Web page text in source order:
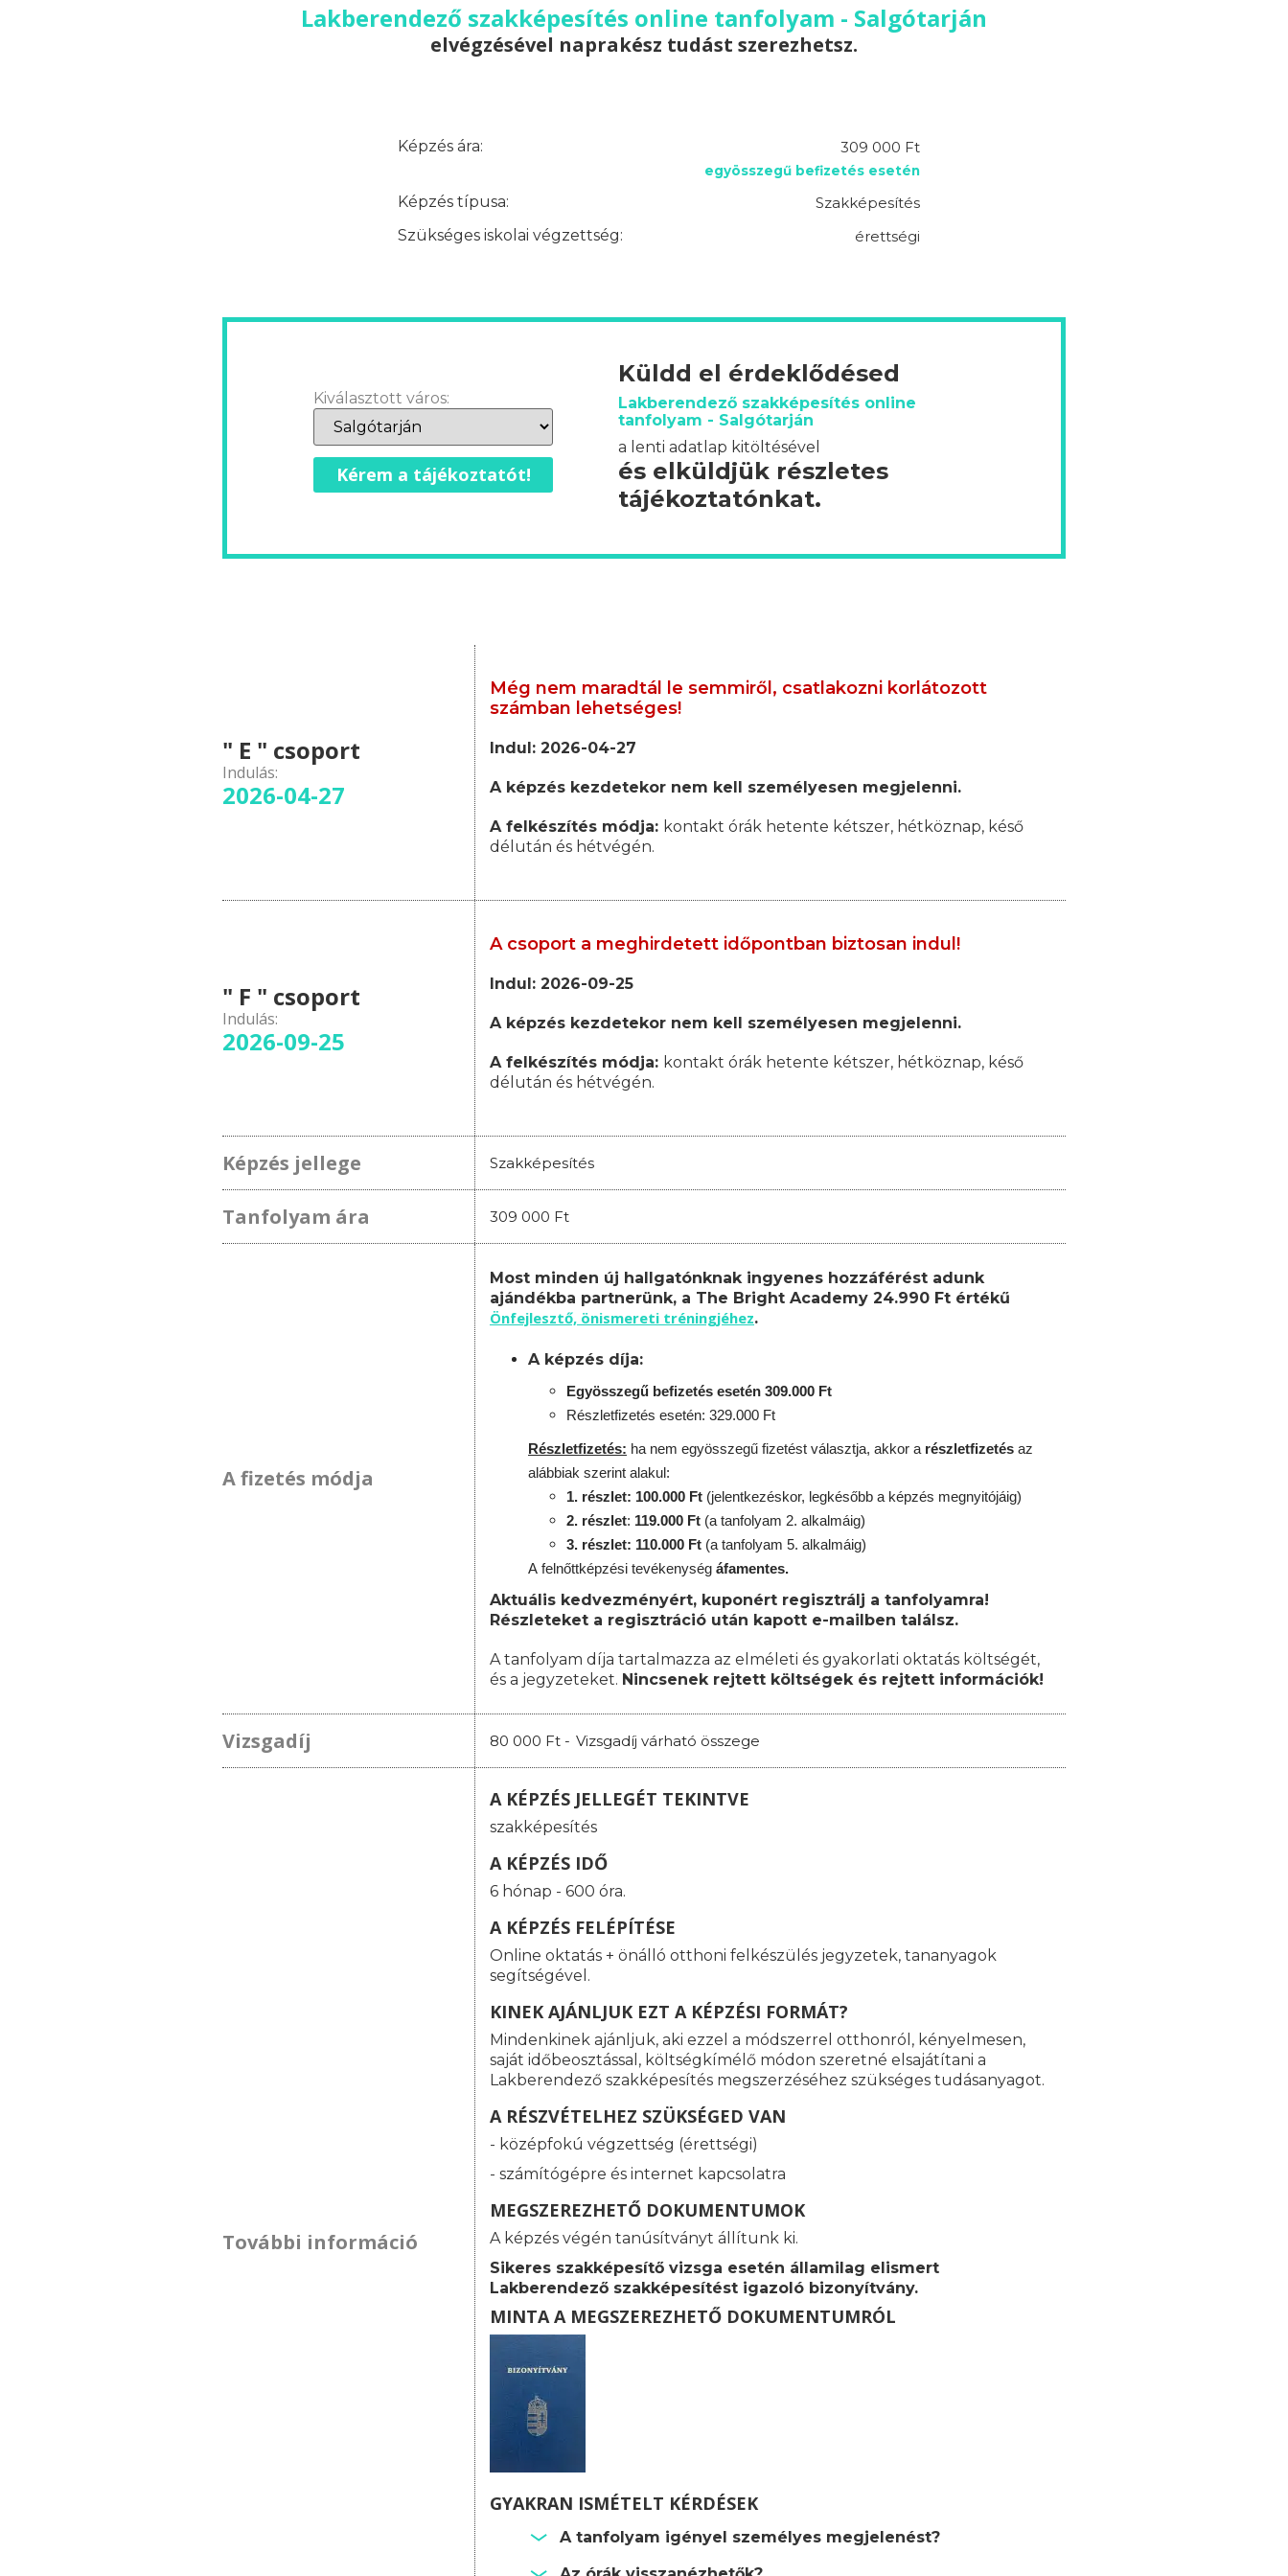
Lakberendező szakképesítés online tanfolyam - Salgótarján
elvégzésével naprakész tudást szerezhetsz.
Képzés ára: 309 000 Ft
egyösszegű befizetés esetén
Képzés típusa:
Szakképesítés
Szükséges iskolai végzettség:
érettségi
Kiválasztott város:
Kérem a tájékoztatót!
Küldd el érdeklődésed
Lakberendező szakképesítés online
tanfolyam - Salgótarján
a lenti adatlap kitöltésével
és elküldjük részletes
tájékoztatónkat.
" E " csoport
Indulás:
2026-04-27
Még nem maradtál le semmiről, csatlakozni korlátozott
számban lehetséges!
Indul: 2026-04-27
A képzés kezdetekor nem kell személyesen megjelenni.
A felkészítés módja: kontakt órák hetente kétszer, hétköznap, késő
délután és hétvégén.
" F " csoport
Indulás:
2026-09-25
A csoport a meghirdetett időpontban biztosan indul!
Indul: 2026-09-25
A képzés kezdetekor nem kell személyesen megjelenni.
A felkészítés módja: kontakt órák hetente kétszer, hétköznap, késő
délután és hétvégén.
Képzés jellege Szakképesítés
Tanfolyam ára 309 000 Ft
A fizetés módja
Most minden új hallgatónknak ingyenes hozzáférést adunk
ajándékba partnerünk, a The Bright Academy 24.990 Ft értékű
Önfejlesztő, önismereti tréningjéhez.
A képzés díja:
Egyösszegű befizetés esetén 309.000 Ft
Részletfizetés esetén: 329.000 Ft
Részletfizetés: ha nem egyösszegű fizetést választja, akkor a részletfizetés az
alábbiak szerint alakul:
1. részlet: 100.000 Ft (jelentkezéskor, legkésőbb a képzés megnyitójáig)
2. részlet: 119.000 Ft (a tanfolyam 2. alkalmáig)
3. részlet: 110.000 Ft (a tanfolyam 5. alkalmáig)
A felnőttképzési tevékenység áfamentes.
Aktuális kedvezményért, kuponért regisztrálj a tanfolyamra!
Részleteket a regisztráció után kapott e-mailben találsz.
A tanfolyam díja tartalmazza az elméleti és gyakorlati oktatás költségét,
és a jegyzeteket. Nincsenek rejtett költségek és rejtett információk!
Vizsgadíj 80 000 Ft - Vizsgadíj várható összege
További információ
A KÉPZÉS JELLEGÉT TEKINTVE
szakképesítés
A KÉPZÉS IDŐ
6 hónap - 600 óra.
A KÉPZÉS FELÉPÍTÉSE
Online oktatás + önálló otthoni felkészülés jegyzetek, tananyagok
segítségével.
KINEK AJÁNLJUK EZT A KÉPZÉSI FORMÁT?
Mindenkinek ajánljuk, aki ezzel a módszerrel otthonról, kényelmesen,
saját időbeosztással, költségkímélő módon szeretné elsajátítani a
Lakberendező szakképesítés megszerzéséhez szükséges tudásanyagot.
A RÉSZVÉTELHEZ SZÜKSÉGED VAN
- középfokú végzettség (érettségi)
- számítógépre és internet kapcsolatra
MEGSZEREZHETŐ DOKUMENTUMOK
A képzés végén tanúsítványt állítunk ki.
Sikeres szakképesítő vizsga esetén államilag elismert
Lakberendező szakképesítést igazoló bizonyítvány.
MINTA A MEGSZEREZHETŐ DOKUMENTUMRÓL
GYAKRAN ISMÉTELT KÉRDÉSEK
A tanfolyam igényel személyes megjelenést?